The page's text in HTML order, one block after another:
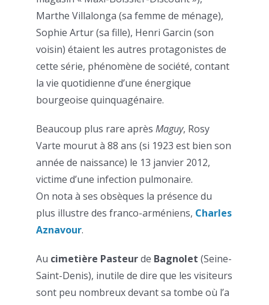
Marthe Villalonga (sa femme de ménage),
Sophie Artur (sa fille), Henri Garcin (son
voisin) étaient les autres protagonistes de
cette série, phénomène de société, contant
la vie quotidienne d’une énergique
bourgeoise quinquagénaire.
Beaucoup plus rare après Maguy, Rosy
Varte mourut à 88 ans (si 1923 est bien son
année de naissance) le 13 janvier 2012,
victime d’une infection pulmonaire.
On nota à ses obsèques la présence du
plus illustre des franco-arméniens, Charles
Aznavour.
Au cimetière Pasteurde Bagnolet (Seine-
Saint-Denis), inutile de dire que les visiteurs
sont peu nombreux devant sa tombe où l’a